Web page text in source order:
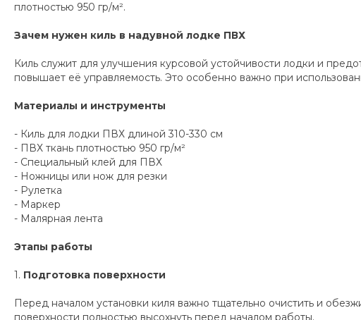
плотностью 950 гр/м².
Зачем нужен киль в надувной лодке ПВХ
Киль служит для улучшения курсовой устойчивости лодки и
повышает её управляемость. Это особенно важно при
Материалы и инструменты
- Киль для лодки ПВХ длиной 310-330 см
- ПВХ ткань плотностью 950 гр/м²
- Специальный клей для ПВХ
- Ножницы или нож для резки
- Рулетка
- Маркер
- Малярная лента
Этапы работы
1. Подготовка поверхности
Перед началом установки киля важно тщательно очистить и
поверхности полностью высохнуть перед началом работы.